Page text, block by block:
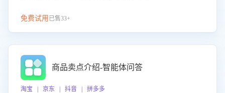
免费试用 已售33+
商品卖点介绍-智能体问答
淘宝 | 京东 | 抖音 | 拼多多